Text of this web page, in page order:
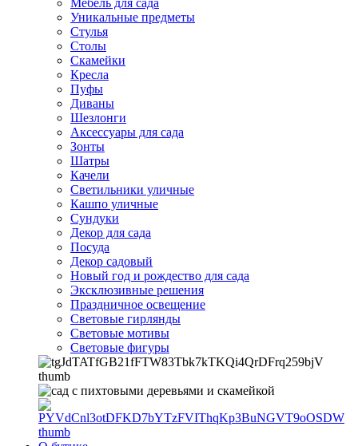
Мебель для сада
Уникальные предметы
Стулья
Столы
Скамейки
Кресла
Пуфы
Диваны
Шезлонги
Аксессуары для сада
Зонты
Шатры
Качели
Cветильники уличные
Кашпо уличные
Сундуки
Декор для сада
Посуда
Декор садовый
Новый год и рождество для сада
Эксклюзивные решения
Праздничное освещение
Световые гирлянды
Световые мотивы
Световые фигуры